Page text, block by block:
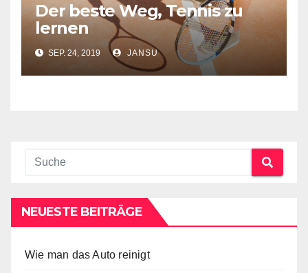
Der beste Weg, Tennis zu
lernen
SEP. 24, 2019 JANSU
NEUESTE BEITRÄGE
Wie man das Auto reinigt